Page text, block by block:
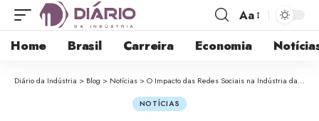
Aa
Home Brasil Carreira Economia
Diário da Indústria > Blog > Notícias >O Impacto das Redes Sociais na Indústria da Moda: Transformações e Desafios na Era Digital
NOTÍCIAS